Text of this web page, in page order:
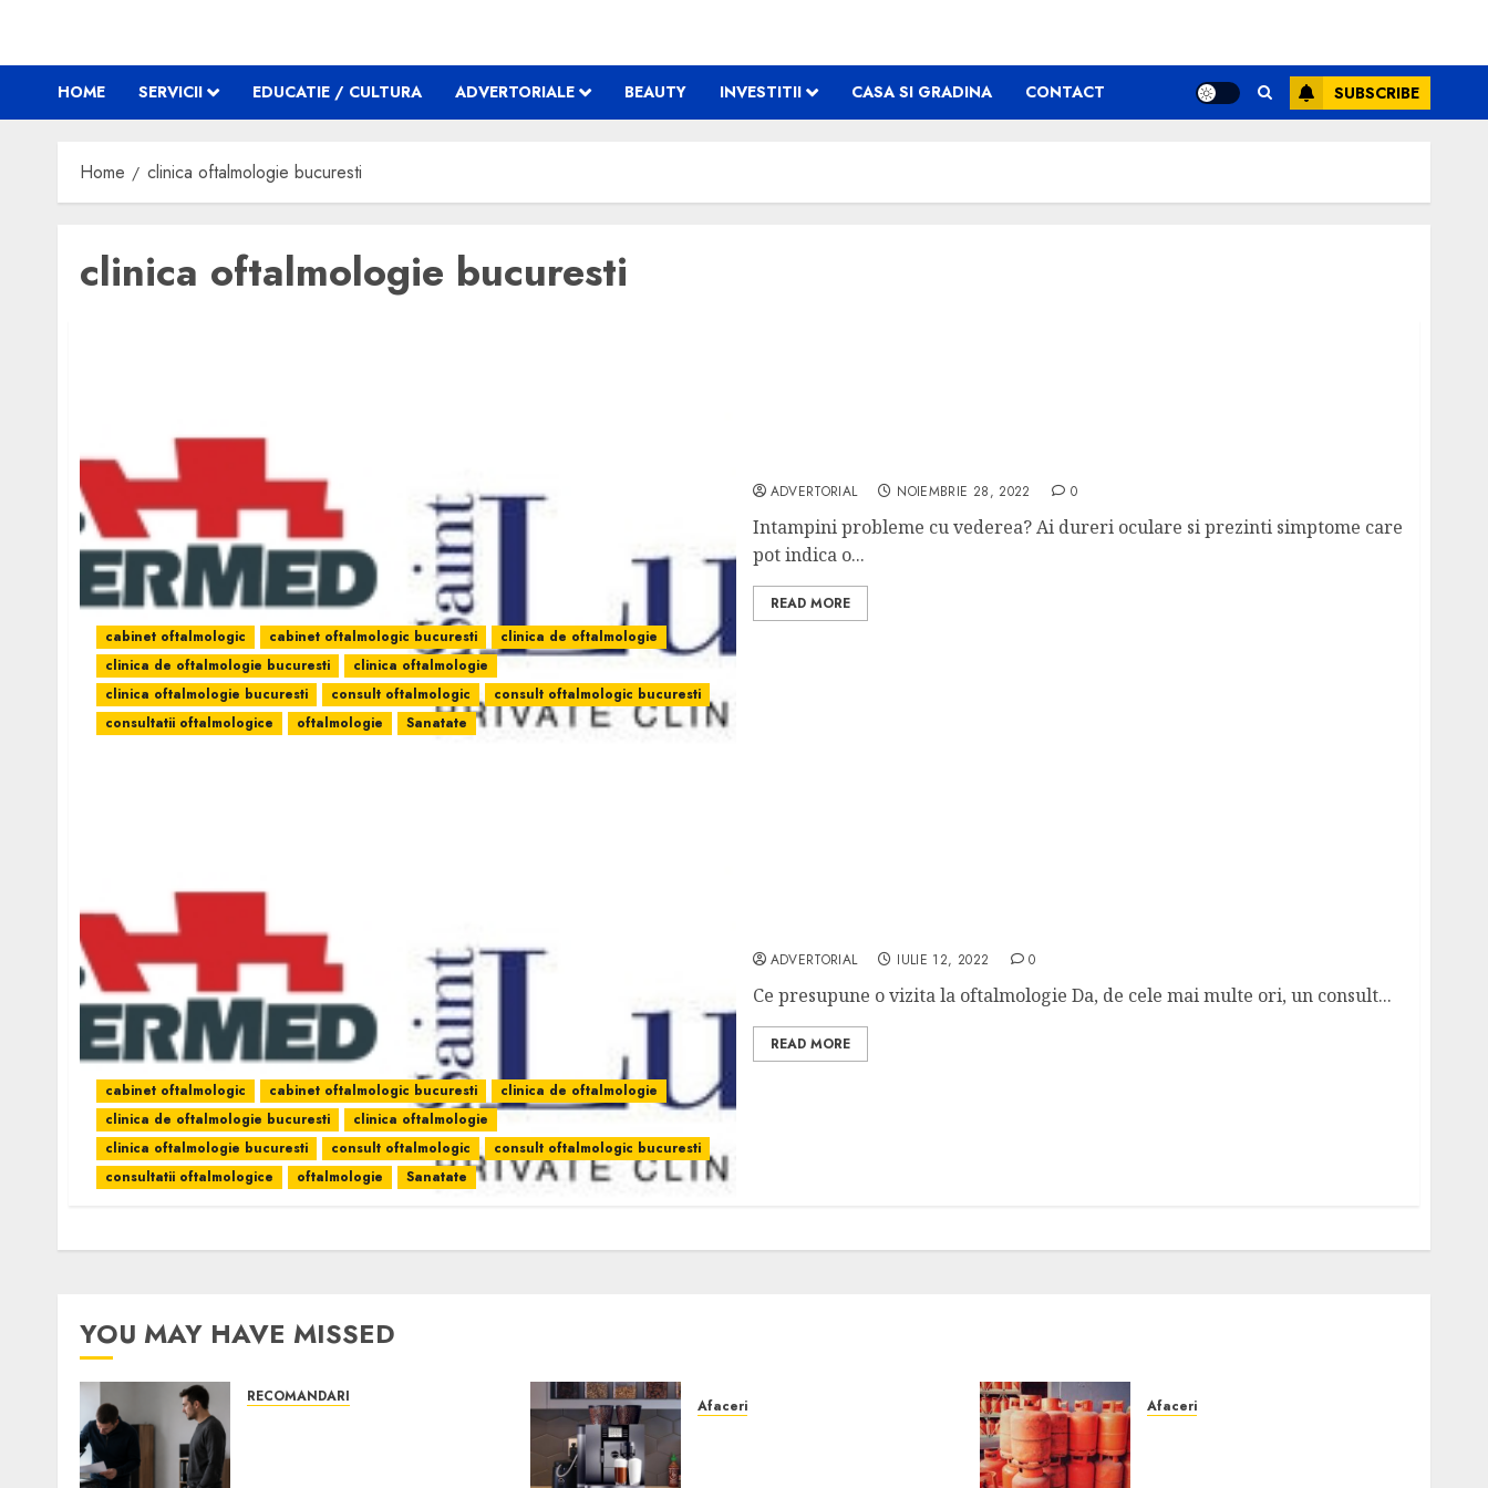
HOME SERVICII EDUCATIE / CULTURA ADVERTORIALE BEAUTY INVESTITII CASA SI GRADINA CONTACT SUBSCRIBE
Home clinica oftalmologie bucuresti
clinica oftalmologie bucuresti
cabinet oftalmologic cabinet oftalmologic bucuresti
clinica de oftalmologie
clinica de oftalmologie bucuresti
clinica oftalmologie
clinica oftalmologie bucuresti
consult oftalmologic
consult oftalmologic bucuresti
consultatii oftalmologice
oftalmologie Sanatate
ADVERTORIAL NOIEMBRIE 28, 2022 0
Intampini probleme cu vederea? Ai dureri oculare si prezinti simptome care
pot indica o...
READ MORE
cabinet oftalmologic cabinet oftalmologic bucuresti
clinica de oftalmologie
clinica de oftalmologie bucuresti
clinica oftalmologie
clinica oftalmologie bucuresti
consult oftalmologic
consult oftalmologic bucuresti
consultatii oftalmologice
oftalmologie Sanatate
ADVERTORIAL IULIE 12, 2022 0
Ce presupune o vizita la oftalmologie Da, de cele mai multe ori, un consult...
READ MORE
YOU MAY HAVE MISSED
RECOMANDARI Afaceri Afaceri